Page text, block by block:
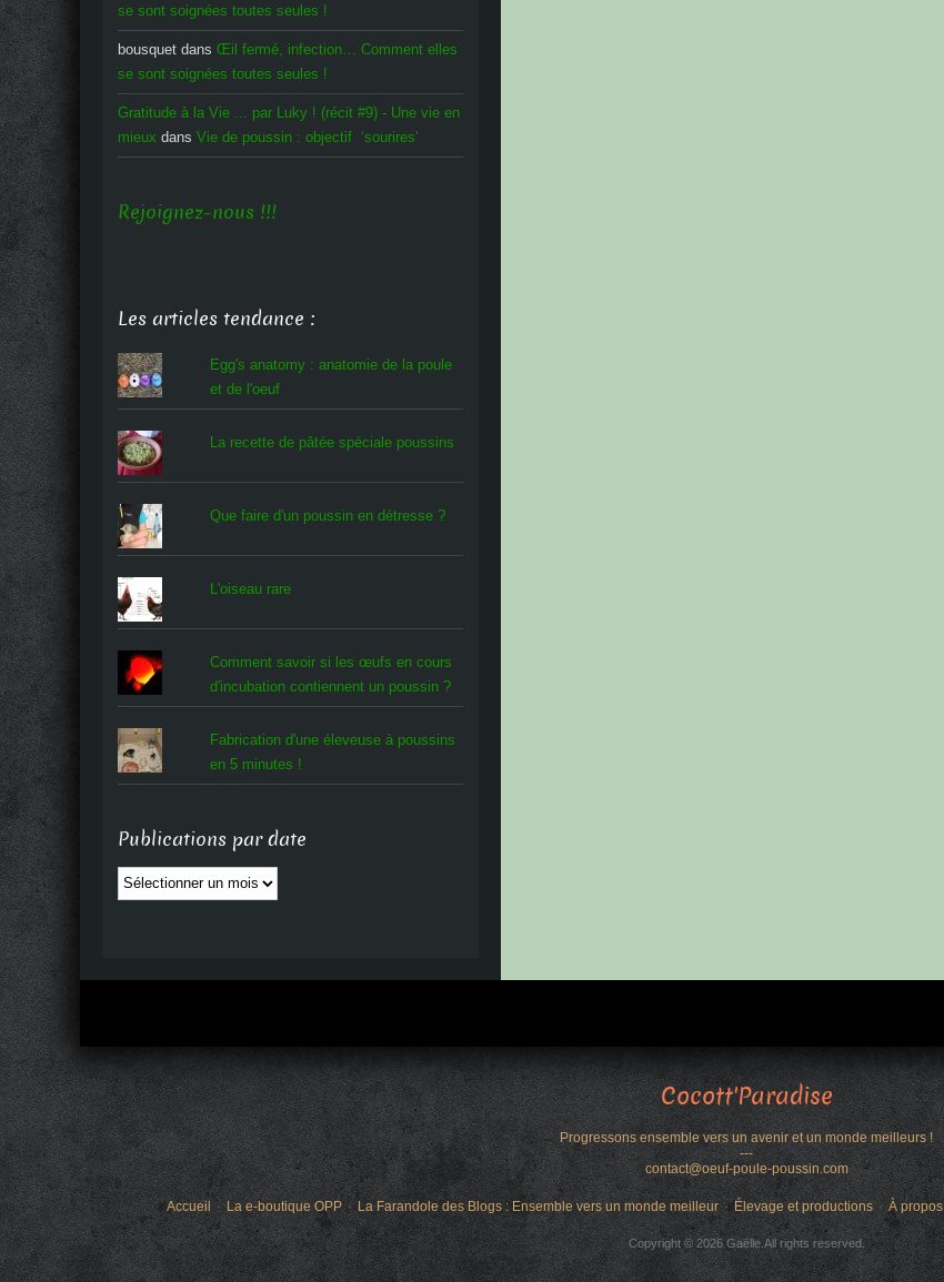
se sont soignées toutes seules !
bousquet dans Œil fermé, infection… Comment elles
se sont soignées toutes seules !
Gratitude à la Vie ... par Luky ! (récit #9) - Une vie en
mieux dans Vie de poussin : objectif ‘sourires’
Rejoignez-nous !!!
Les articles tendance :
Egg's anatomy : anatomie de la poule
et de l'oeuf
La recette de pâtée spéciale poussins
Que faire d'un poussin en détresse ?
L'oiseau rare
Comment savoir si les œufs en cours
d'incubation contiennent un poussin ?
Fabrication d'une éleveuse à poussins
en 5 minutes !
Publications par date
Publications
par
Cocott'Paradise
Progressons ensemble vers un avenir et un monde meilleurs !
---
contact@oeuf-poule-poussin.com
Accueil La e-boutique OPP La Farandole des Blogs : Ensemble vers un monde meilleur Élevage et productions À propos
Copyright © 2026 Gaëlle.All rights reserved.